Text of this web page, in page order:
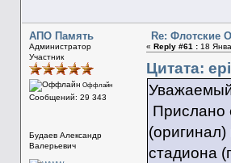
АПО Память
Администратор
Участник
Оффлайн
Сообщений: 29 343
Будаев Александр
Валерьевич
Re: Флотские
« Reply #61 :18
Цитата:
Прислано
стадиона